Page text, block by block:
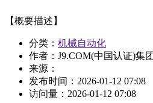
【概要描述】
分类： 机械自动化
作者：J9.COM(中国认证)集
来源：
发布时间： 2026-01-12 07:08
访问量： 2026-01-12 07:08